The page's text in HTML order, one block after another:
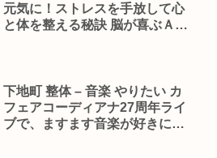
元気に！ストレスを手放して心
と体を整える秘訣 脳が喜ぶＡさ
下地町 整体 – 音楽 やりたい カ
フェアコーディアナ27周年ライ
ブで、ますます音楽が好きにな